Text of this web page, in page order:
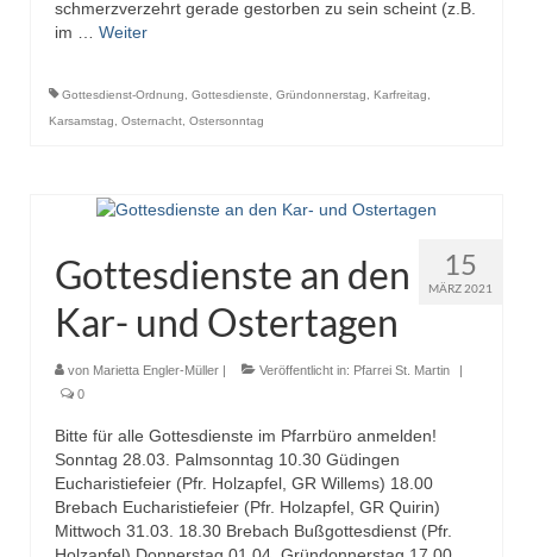
schmerzverzehrt gerade gestorben zu sein scheint (z.B.
im … Weiter
Gottesdienst-Ordnung, Gottesdienste, Gründonnerstag, Karfreitag,
Karsamstag, Osternacht, Ostersonntag
15
MÄRZ 2021
Gottesdienste an den
Kar- und Ostertagen
von Marietta Engler-Müller | Veröffentlicht in: Pfarrei St. Martin
|
0
Bitte für alle Gottesdienste im Pfarrbüro anmelden!
Sonntag 28.03. Palmsonntag 10.30 Güdingen
Eucharistiefeier (Pfr. Holzapfel, GR Willems) 18.00
Brebach Eucharistiefeier (Pfr. Holzapfel, GR Quirin)
Mittwoch 31.03. 18.30 Brebach Bußgottesdienst (Pfr.